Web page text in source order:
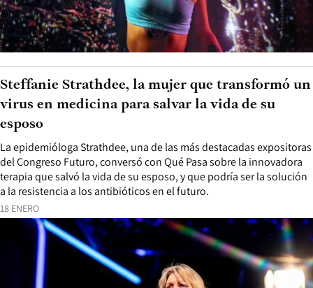
18 ENERO
La epidemióloga Strathdee, una de las más destacadas expositoras
del Congreso Futuro, conversó con Qué Pasa sobre la innovadora
terapia que salvó la vida de su esposo, y que podría ser la solución
a la resistencia a los antibióticos en el futuro.
Steffanie Strathdee, la mujer que transformó un
virus en medicina para salvar la vida de su
esposo